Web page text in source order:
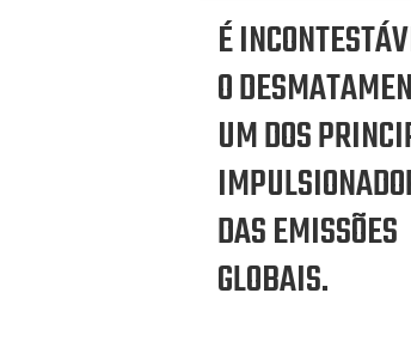
É
O
UM DOS
DAS EMISSÕES
GLOBAIS.